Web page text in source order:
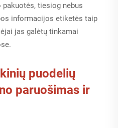
tiesiog nebus
informacijos etiketės taip
jas galėtų tinkamai
puodelių
paruošimas ir